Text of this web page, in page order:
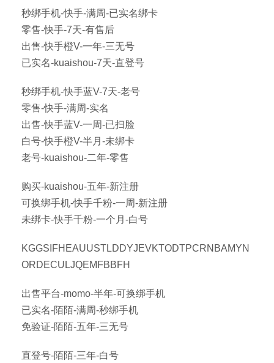
秒绑手机-快手-满周-已实名绑卡
零售-快手-7天-有售后
出售-快手橙V-一年-三无号
已实名-kuaishou-7天-直登号
秒绑手机-快手蓝V-7天-老号
零售-快手-满周-实名
出售-快手蓝V-一周-已扫脸
白号-快手橙V-半月-未绑卡
老号-kuaishou-二年-零售
购买-kuaishou-五年-新注册
可换绑手机-快手千粉-一周-新注册
未绑卡-快手千粉-一个月-白号
KGGSIFHEAUUSTLDDYJEVKTODTPCRNBAMYN
ORDECULJQEMFBBFH
出售平台-momo-半年-可换绑手机
已实名-陌陌-满周-秒绑手机
免验证-陌陌-五年-三无号
直登号-陌陌-三年-白号